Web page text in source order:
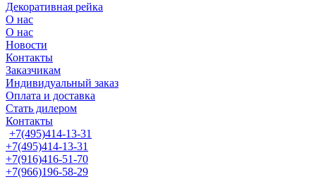
Декоративная рейка
О нас
О нас
Новости
Контакты
Заказчикам
Индивидуальный заказ
Оплата и доставка
Стать дилером
Контакты
+7(495)414-13-31
+7(495)414-13-31
+7(916)416-51-70
+7(966)196-58-29